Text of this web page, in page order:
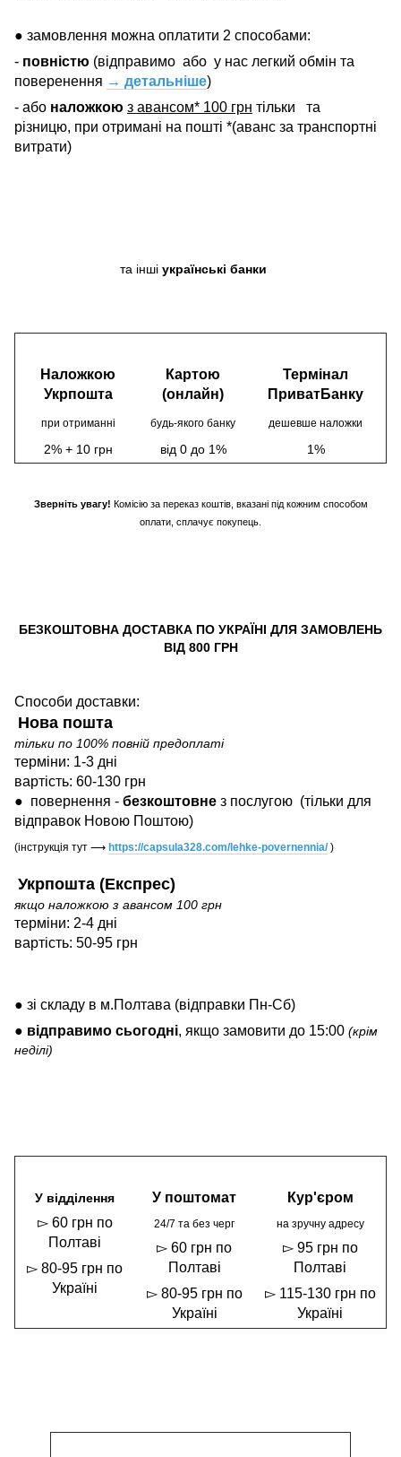
● замовлення можна оплатити 2 способами:
- повністю (відправимо або у нас легкий обмін та
поверенення → детальніше)
- або наложкою з авансом* 100 грн тільки
та
різницю, при отримані на пошті *(аванс за транспортні
витрати)
та інші українські банки
Наложкою
Укрпошта
Картою
(онлайн)
Термінал
ПриватБанку
при отриманні будь-якого банку дешевше наложки
2% + 10 грн від 0 до 1% 1%
Зверніть увагу! Комісію за переказ коштів, вказані під кожним способом
оплати, сплачує покупець.
БЕЗКОШТОВНА ДОСТАВКА ПО УКРАЇНІ ДЛЯ ЗАМОВЛЕНЬ
ВІД 800 ГРН
Способи доставки:
Нова пошта
тільки по 100% повній предоплаті
терміни: 1-3 дні
вартість: 60-130 грн
● повернення - безкоштовне з послугою (тільки для
відправок Новою Поштою)
(інструкція тут ⟶ https://capsula328.com/lehke-povernennia/)
Укрпошта (Експрес)
якщо наложкою з авансом 100 грн
терміни: 2-4 дні
вартість: 50-95 грн
● зі складу в м.Полтава (відправки Пн-Сб)
● відправимо сьогодні, якщо замовити до 15:00 (крім
неділі)
У відділення
▻ 60 грн по
Полтаві
▻ 80-95 грн по
Україні
У поштомат
24/7 та без черг
▻ 60 грн по
Полтаві
▻ 80-95 грн по
Україні
Кур'єром
на зручну адресу
▻ 95 грн по
Полтаві
▻ 115-130 грн по
Україні